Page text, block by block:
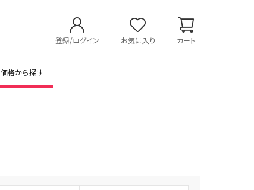
登録/ログイン お気に入り カート
価格から探す